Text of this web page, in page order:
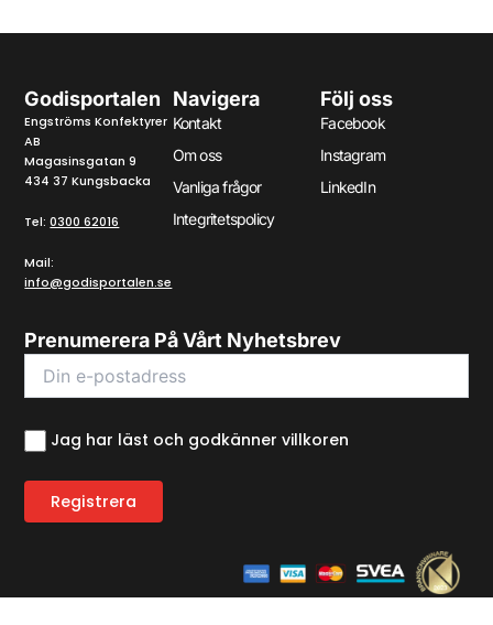
Godisportalen
Engströms Konfektyrer
AB
Magasinsgatan 9
434 37 Kungsbacka
Tel:0300 62016
Mail:
info@godisportalen.se
Navigera
Kontakt
Om oss
Vanliga frågor
Integritetspolicy
Följ oss
Facebook
Instagram
LinkedIn
Prenumerera På Vårt Nyhetsbrev
Jag har läst och godkänner villkoren